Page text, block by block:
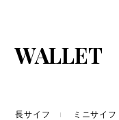
WALLET
長サイフ ミニサイフ